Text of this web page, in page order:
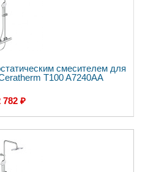
смесителем для
T100 A7240AA
782 ₽